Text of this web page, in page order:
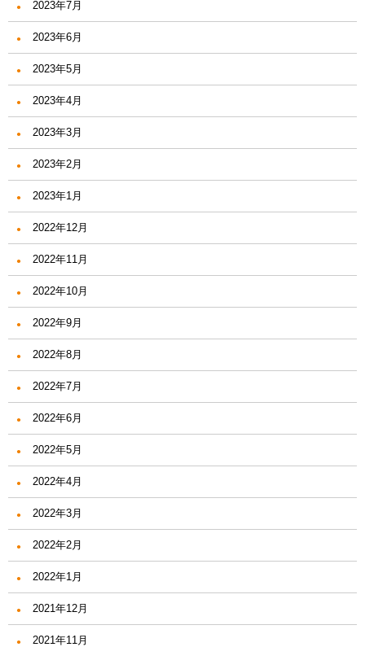
2023年7月
2023年6月
2023年5月
2023年4月
2023年3月
2023年2月
2023年1月
2022年12月
2022年11月
2022年10月
2022年9月
2022年8月
2022年7月
2022年6月
2022年5月
2022年4月
2022年3月
2022年2月
2022年1月
2021年12月
2021年11月